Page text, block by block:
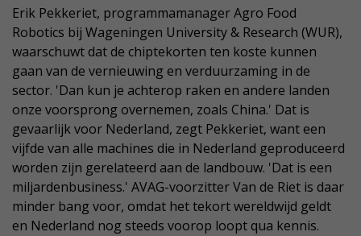
Erik Pekkeriet, programmamanager Agro Food
Robotics bij Wageningen University & Research (WUR),
waarschuwt dat de chiptekorten ten koste kunnen
gaan van de vernieuwing en verduurzaming in de
sector. 'Dan kun je achterop raken en andere landen
onze voorsprong overnemen, zoals China.' Dat is
gevaarlijk voor Nederland, zegt Pekkeriet, want een
vijfde van alle machines die in Nederland geproduceerd
worden zijn gerelateerd aan de landbouw. 'Dat is een
miljardenbusiness.' AVAG-voorzitter Van de Riet is daar
minder bang voor, omdat het tekort wereldwijd geldt
en Nederland nog steeds voorop loopt qua kennis.